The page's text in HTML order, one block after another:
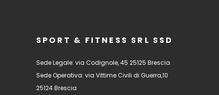
SPORT & FITNESS SRL SSD
Sede Legale: via Codignole, 45 25125 Brescia
Sede Operativa: via Vittime Civili di Guerra,10
25124 Brescia